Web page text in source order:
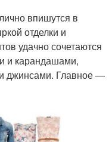
впишутся в
отделки и
удачно сочетаются
и карандашами,
джинсами. Главное —